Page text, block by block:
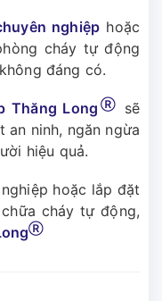
nghiệp hoặc
cháy tự động
đáng có.
Thăng Long Ⓡ
sẽ
ninh, ngăn ngừa
hiệu quả.
hoặc lắp đặt
cháy tự động,
Ⓡ